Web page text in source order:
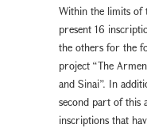
Within the limits of
present 16
the others for the
project “The
and Sinai”. In
second part of this
inscriptions that